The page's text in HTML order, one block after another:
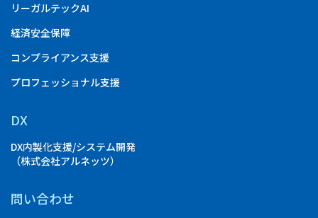
リーガルテックAI
経済安全保障
コンプライアンス支援
プロフェッショナル支援
DX
DX内製化支援/システム開発
（株式会社アルネッツ）
問い合わせ